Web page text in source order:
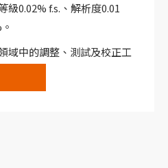
級0.02% f.s.、解析度0.01
域中的調整、測試及校正工
測量結果，例如：實驗室、
傳送器、壓力感測器。